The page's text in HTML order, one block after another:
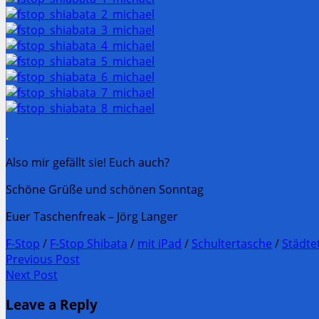
.
Also mir gefällt sie! Euch auch?
Schöne Grüße und schönen Sonntag
Euer Taschenfreak – Jörg Langer
F-Stop / F-Stop Shibata / mit iPad / Schultertasche /
Post
navigation
Previous Post
Previous
Next Post
Post:
Leave a Reply